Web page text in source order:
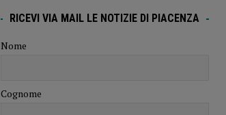
RICEVI VIA MAIL LE NOTIZIE DI PIACENZA
Nome
Cognome